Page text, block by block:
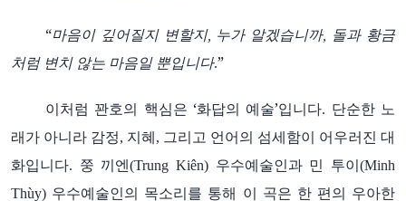
“마음이 깊어질지 변할지, 누가 알겠습니까, 돌과 황금
처럼 변치 않는 마음일 뿐입니다.”
이처럼 꽌호의 핵심은 ‘화답의 예술’입니다. 단순한 노
래가 아니라 감정, 지혜, 그리고 언어의 섬세함이 어우러진 대
화입니다. 쭝 끼엔(Trung Kiên) 우수예술인과 민 투이(Minh
Thùy) 우수예술인의 목소리를 통해 이 곡은 한 편의 우아한